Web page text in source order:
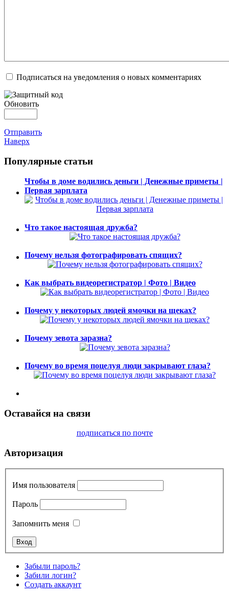
Подписаться на уведомления о новых комментариях
Обновить
Отправить
Наверх
Популярные статьи
Чтобы в доме водились деньги | Денежные приметы |
Первая зарплата
Что такое настоящая дружба?
Почему нельзя фотографировать спящих?
Как выбрать видеорегистратор | Фото | Видео
Почему у некоторых людей ямочки на щеках?
Почему зевота заразна?
Почему во время поцелуя люди закрывают глаза?
Оставайся на связи
подписаться по почте
Авторизация
Имя пользователя
Пароль
Запомнить меня
Забыли пароль?
Забили логин?
Создать аккаунт